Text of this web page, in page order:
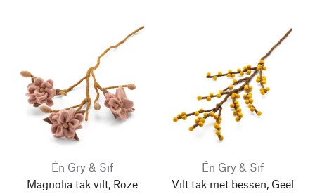
Én Gry & Sif
Magnolia tak vilt, Roze
Én Gry & Sif
Vilt tak met bessen, Geel